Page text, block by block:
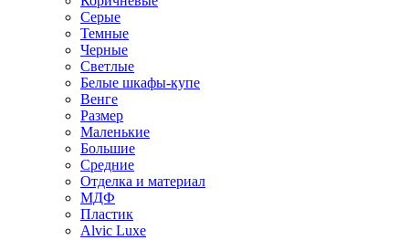
Серые
Темные
Черные
Светлые
Белые шкафы-купе
Венге
Размер
Маленькие
Большие
Средние
Отделка и материал
МДФ
Пластик
Alvic Luxe